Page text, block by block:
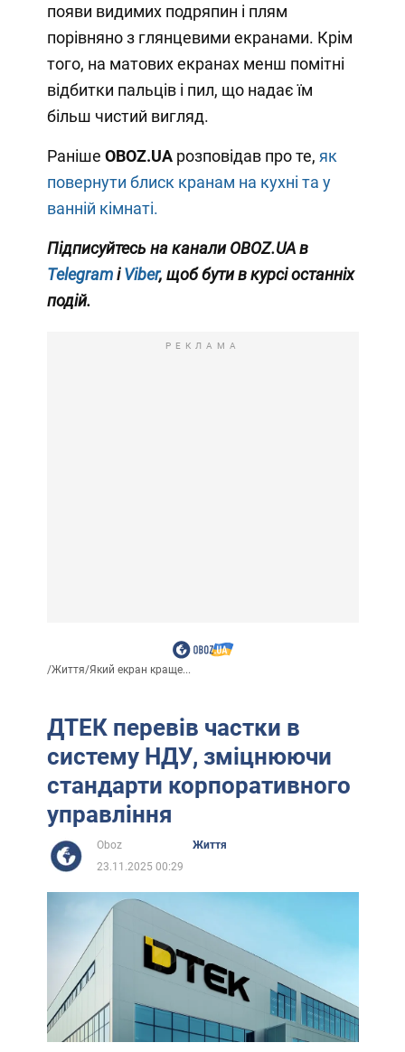
появи видимих подряпин і плям
порівняно з глянцевими екранами. Крім
того, на матових екранах менш помітні
відбитки пальців і пил, що надає їм
більш чистий вигляд.
Раніше OBOZ.UA розповідав про те, як
повернути блиск кранам на кухні та у
ванній кімнаті.
Підписуйтесь на канали OBOZ.UA в
TelegramіViber, щоб бути в курсі останніх
подій.
РЕКЛАМА
/Життя/Який екран краще...
ДТЕК перевів частки в
систему НДУ, зміцнюючи
стандарти корпоративного
управління
Oboz
Життя
23.11.2025 00:29